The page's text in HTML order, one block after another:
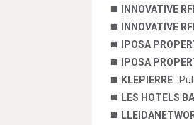
INNOVATIVE
INNOVATIVE
IPOSA
IPOSA
KLEPIERRE :
LES HOTELS